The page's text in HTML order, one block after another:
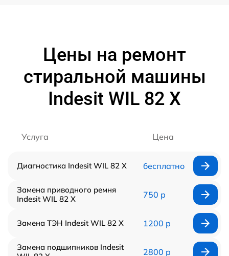
Цены на ремонт
стиральной машины
Indesit WIL 82 X
Услуга Цена
Диагностика Indesit WIL 82 X бесплатно
Замена приводного ремня
Indesit WIL 82 X
750 р
Замена ТЭН Indesit WIL 82 X 1200 р
Замена подшипников Indesit
2800 р